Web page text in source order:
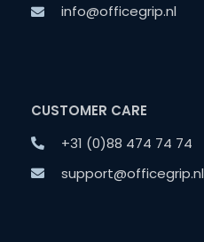
info@officegrip.nl
CUSTOMER CARE
+31 (0)88 474 74 74
support@officegrip.nl